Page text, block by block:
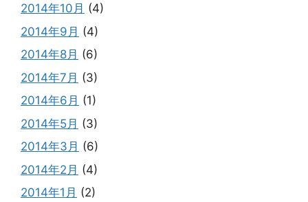
2014年10月 (4)
2014年9月 (4)
2014年8月 (6)
2014年7月 (3)
2014年6月 (1)
2014年5月 (3)
2014年3月 (6)
2014年2月 (4)
2014年1月 (2)